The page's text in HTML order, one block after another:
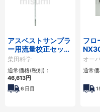
アスベストサンプラ
ー用流量校正セッ
ト ＡＰＳ－６／Ａ
ＰＳ－７型用
柴田科学
通常価格(税別)：
46,613円
6 日目
フロ
フロ
池
オー
通常価